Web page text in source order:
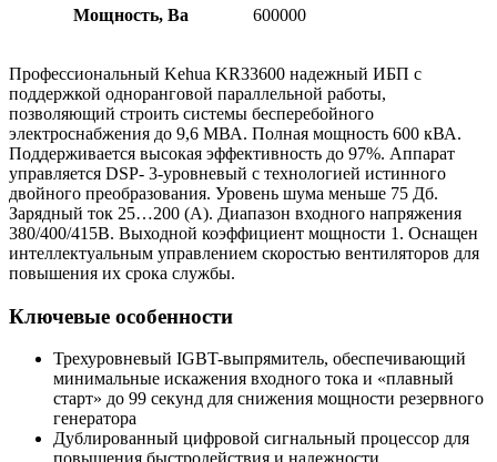
Мощность, Ва 600000
Профессиональный Kehua KR33600 надежный ИБП с
поддержкой одноранговой параллельной работы,
позволяющий строить системы бесперебойного
электроснабжения до 9,6 МВА. Полная мощность 600 кВА.
Поддерживается высокая эффективность до 97%. Аппарат
управляется DSP- 3-уровневый с технологией истинного
двойного преобразования. Уровень шума меньше 75 Дб.
Зарядный ток 25…200 (А). Диапазон входного напряжения
380/400/415В. Выходной коэффициент мощности 1. Оснащен
интеллектуальным управлением скоростью вентиляторов для
повышения их срока службы.
Ключевые особенности
Трехуровневый IGBT-выпрямитель, обеспечивающий
минимальные искажения входного тока и «плавный
старт» до 99 секунд для снижения мощности резервного
генератора
Дублированный цифровой сигнальный процессор для